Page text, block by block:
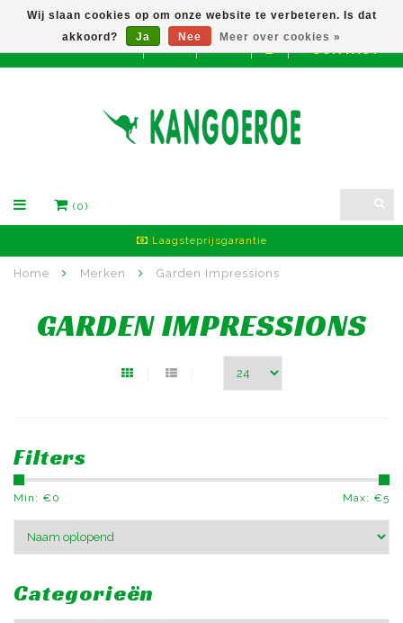
EUR CONTACT
(0)
Laagsteprijsgarantie
Home Merken Garden Impressions
GARDEN IMPRESSIONS
Filters
Min: €0 Max: €5
Categorieën
Wij slaan cookies op om onze website te verbeteren. Is dat
akkoord?
Ja Nee Meer over cookies »